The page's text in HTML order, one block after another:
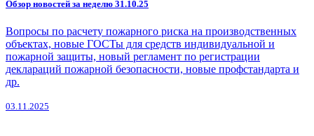
Обзор новостей за неделю 31.10.25
Вопросы по расчету пожарного риска на производственных
объектах, новые ГОСТы для средств индивидуальной и
пожарной защиты, новый регламент по регистрации
деклараций пожарной безопасности, новые профстандарта и
др.
03.11.2025